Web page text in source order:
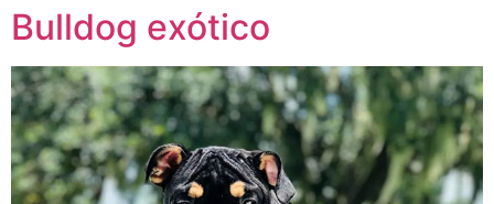
Bulldog exótico